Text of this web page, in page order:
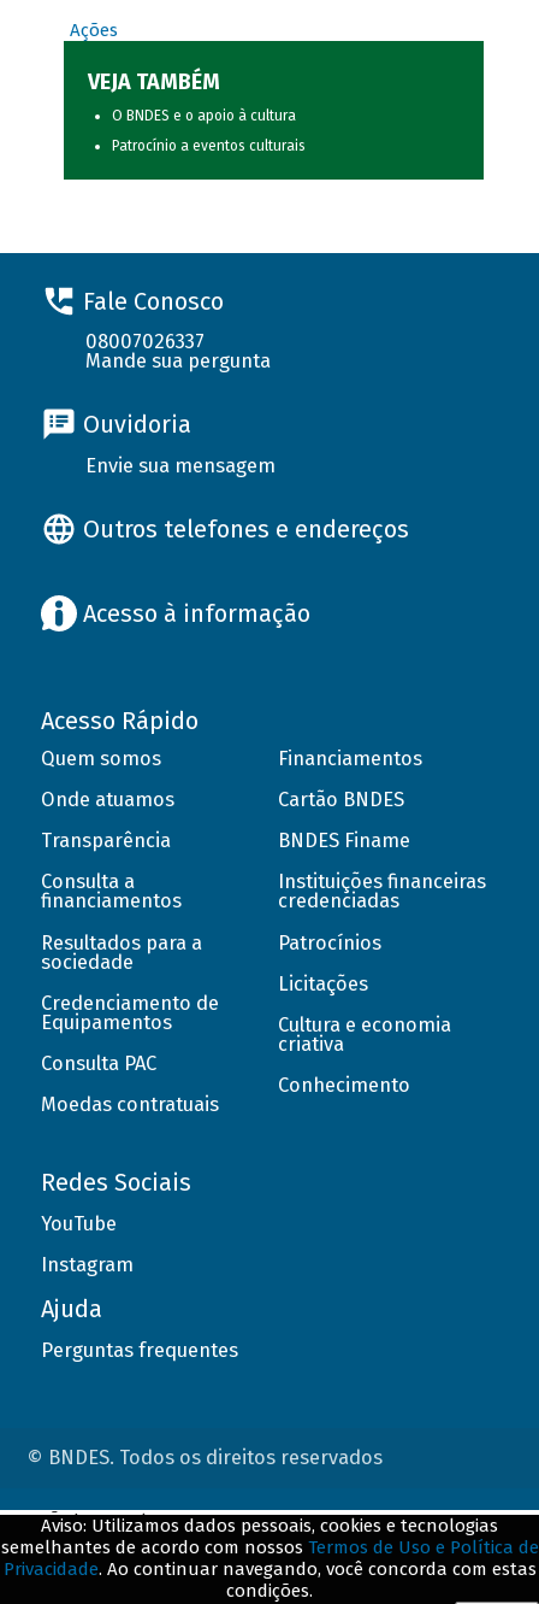
Ações
VEJA TAMBÉM
O BNDES e o apoio à cultura
Patrocínio a eventos culturais
Fale Conosco
08007026337
Mande sua pergunta
Ouvidoria
Envie sua mensagem
Outros telefones e endereços
Acesso à informação
Acesso Rápido
Quem somos
Onde atuamos
Transparência
Consulta a
financiamentos
Resultados para a
sociedade
Credenciamento de
Equipamentos
Consulta PAC
Moedas contratuais
Financiamentos
Cartão BNDES
BNDES Finame
Instituições financeiras
credenciadas
Patrocínios
Licitações
Cultura e economia
criativa
Conhecimento
Redes Sociais
YouTube
Instagram
Ajuda
Perguntas frequentes
© BNDES. Todos os direitos reservados
Aviso: Utilizamos dados pessoais, cookies e tecnologias
semelhantes de acordo com nossos Termos de Uso e Política de
Privacidade. Ao continuar navegando, você concorda com estas
condições.
ConteÃºdo complementar
${title}${badge}